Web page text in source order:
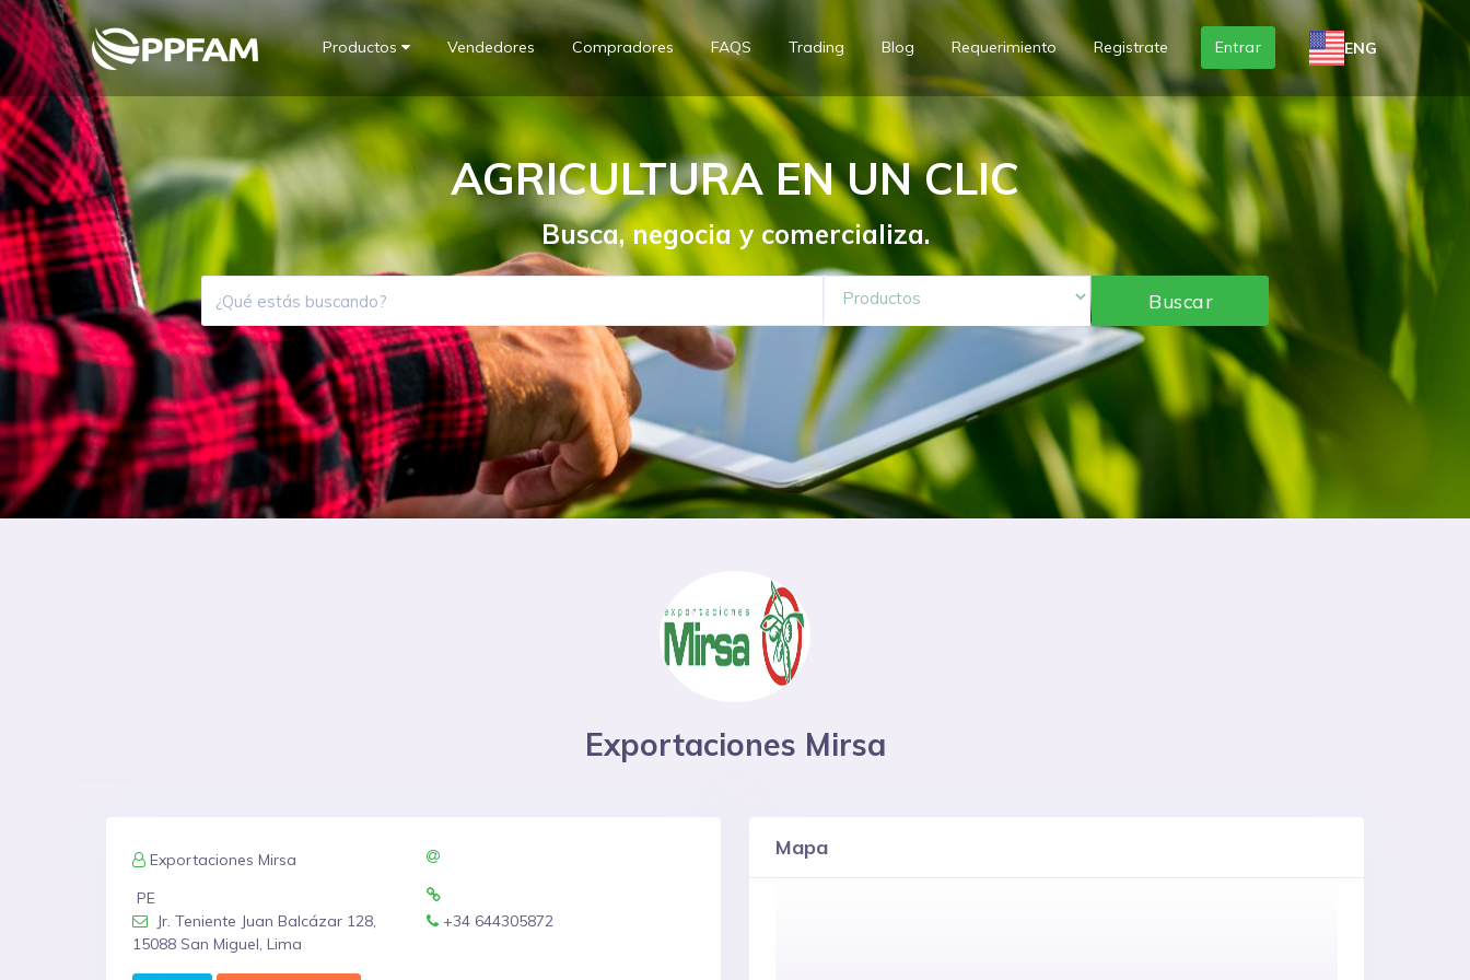
Productos Vendedores Compradores FAQS Trading Blog Requerimiento Registrate Entrar ENG
AGRICULTURA EN UN CLIC
Busca, negocia y comercializa.
Buscar
Exportaciones Mirsa
Exportaciones Mirsa
PE
Jr. Teniente Juan Balcázar 128,
15088 San Miguel, Lima
+34 644305872
Mapa